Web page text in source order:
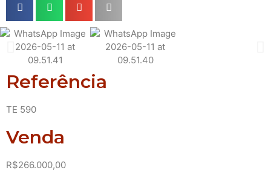
Referência
TE 590
Venda
R$266.000,00